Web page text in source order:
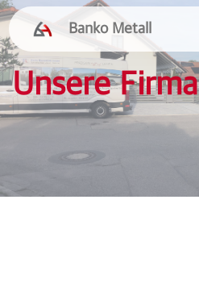
Banko Metall
Unsere Firma